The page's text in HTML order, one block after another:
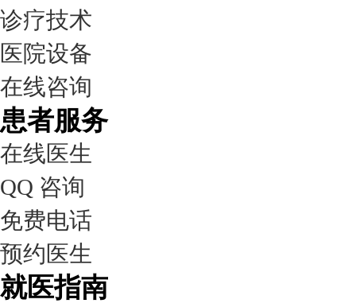
诊疗技术
医院设备
在线咨询
患者服务
在线医生
QQ 咨询
免费电话
预约医生
就医指南